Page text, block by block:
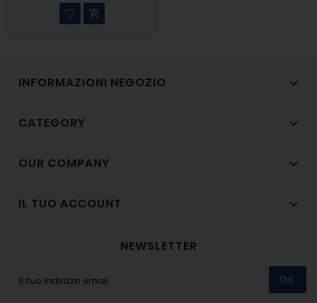

INFORMAZIONI NEGOZIO 
CATEGORY 
OUR COMPANY 
IL TUO ACCOUNT 
NEWSLETTER
OK